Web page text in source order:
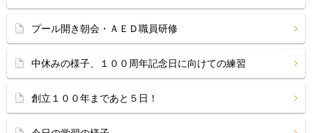
プール開き朝会・ＡＥＤ職員研修
中休みの様子、１００周年記念日に向けての練習
創立１００年まであと５日！